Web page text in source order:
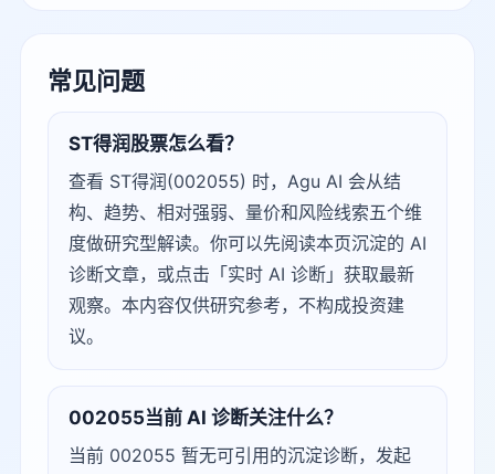
常见问题
ST得润股票怎么看？
查看 ST得润(002055) 时，Agu AI 会从结
构、趋势、相对强弱、量价和风险线索五个维
度做研究型解读。你可以先阅读本页沉淀的 AI
诊断文章，或点击「实时 AI 诊断」获取最新
观察。本内容仅供研究参考，不构成投资建
议。
002055当前 AI 诊断关注什么？
当前 002055 暂无可引用的沉淀诊断，发起